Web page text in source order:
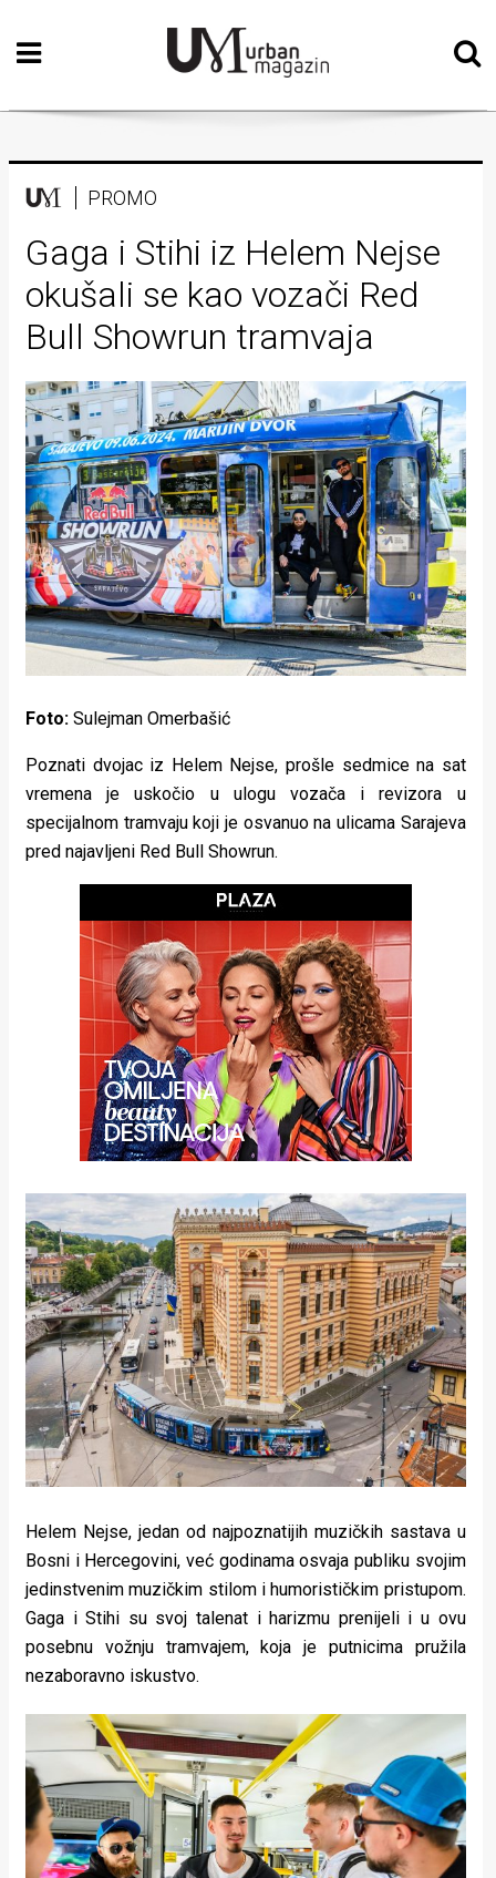
Početna
Vizualne
Teatar
Književnost
Muzika
Film
Intervju
Kolumne
Kultura
Lifestyle
Beauty
Fashion
Zdravlje
Život
Aktivizam
Aktuelnosti
Promo
About
Urban
Magazin
PROMO
Gaga i Stihi iz Helem Nejse
okušali se kao vozači Red
Bull Showrun tramvaja
Foto: Sulejman Omerbašić
Poznati dvojac iz Helem Nejse, prošle sedmice na sat
vremena je uskočio u ulogu vozača i revizora u
specijalnom tramvaju koji je osvanuo na ulicama Sarajeva
pred najavljeni Red Bull Showrun.
Helem Nejse, jedan od najpoznatijih muzičkih sastava u
Bosni i Hercegovini, već godinama osvaja publiku svojim
jedinstvenim muzičkim stilom i humorističkim pristupom.
Gaga i Stihi su svoj talenat i harizmu prenijeli i u ovu
posebnu vožnju tramvajem, koja je putnicima pružila
nezaboravno iskustvo.